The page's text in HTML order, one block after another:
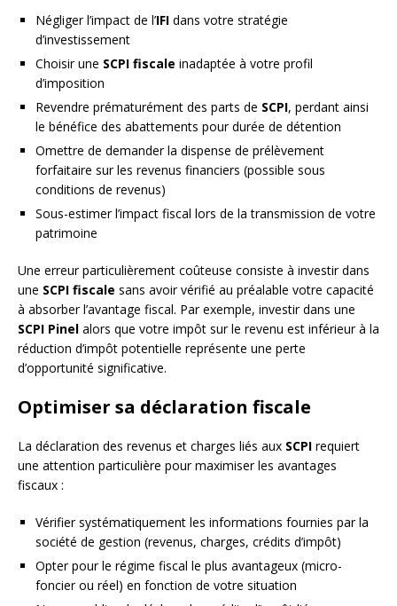
Négliger l’impact de l’IFI dans votre stratégie
d’investissement
Choisir une SCPI fiscale inadaptée à votre profil
d’imposition
Revendre prématurément des parts de SCPI, perdant ainsi
le bénéfice des abattements pour durée de détention
Omettre de demander la dispense de prélèvement
forfaitaire sur les revenus financiers (possible sous
conditions de revenus)
Sous-estimer l’impact fiscal lors de la transmission de votre
patrimoine
Une erreur particulièrement coûteuse consiste à investir dans
une SCPI fiscale sans avoir vérifié au préalable votre capacité
à absorber l’avantage fiscal. Par exemple, investir dans une
SCPI Pinel alors que votre impôt sur le revenu est inférieur à la
réduction d’impôt potentielle représente une perte
d’opportunité significative.
Optimiser sa déclaration fiscale
La déclaration des revenus et charges liés aux SCPI requiert
une attention particulière pour maximiser les avantages
fiscaux :
Vérifier systématiquement les informations fournies par la
société de gestion (revenus, charges, crédits d’impôt)
Opter pour le régime fiscal le plus avantageux (micro-
foncier ou réel) en fonction de votre situation